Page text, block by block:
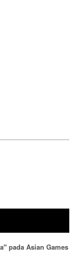
pada Asian Games